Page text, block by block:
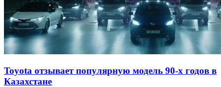
Toyota отзывает популярную модель 90-х годов в
Казахстане